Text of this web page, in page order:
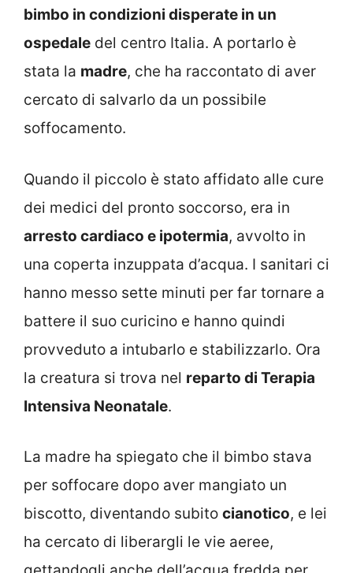
bimbo in condizioni disperate in un
ospedale del centro Italia. A portarlo è
stata la madre, che ha raccontato di aver
cercato di salvarlo da un possibile
soffocamento.
Quando il piccolo è stato affidato alle cure
dei medici del pronto soccorso, era in
arresto cardiaco e ipotermia, avvolto in
una coperta inzuppata d’acqua. I sanitari ci
hanno messo sette minuti per far tornare a
battere il suo curicino e hanno quindi
provveduto a intubarlo e stabilizzarlo. Ora
la creatura si trova nel reparto di Terapia
Intensiva Neonatale.
La madre ha spiegato che il bimbo stava
per soffocare dopo aver mangiato un
biscotto, diventando subito cianotico, e lei
ha cercato di liberargli le vie aeree,